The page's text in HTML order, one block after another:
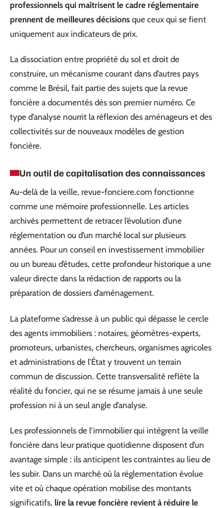
professionnels qui maîtrisent le cadre réglementaire
prennent de meilleures décisions que ceux qui se fient
uniquement aux indicateurs de prix.
La dissociation entre propriété du sol et droit de
construire, un mécanisme courant dans d’autres pays
comme le Brésil, fait partie des sujets que la revue
foncière a documentés dès son premier numéro. Ce
type d’analyse nourrit la réflexion des aménageurs et des
collectivités sur de nouveaux modèles de gestion
foncière.
Un outil de capitalisation des connaissances
Au-delà de la veille, revue-fonciere.com fonctionne
comme une mémoire professionnelle. Les articles
archivés permettent de retracer l’évolution d’une
réglementation ou d’un marché local sur plusieurs
années. Pour un conseil en investissement immobilier
ou un bureau d’études, cette profondeur historique a une
valeur directe dans la rédaction de rapports ou la
préparation de dossiers d’aménagement.
La plateforme s’adresse à un public qui dépasse le cercle
des agents immobiliers : notaires, géomètres-experts,
promoteurs, urbanistes, chercheurs, organismes agricoles
et administrations de l’État y trouvent un terrain
commun de discussion. Cette transversalité reflète la
réalité du foncier, qui ne se résume jamais à une seule
profession ni à un seul angle d’analyse.
Les professionnels de l’immobilier qui intègrent la veille
foncière dans leur pratique quotidienne disposent d’un
avantage simple : ils anticipent les contraintes au lieu de
les subir. Dans un marché où la réglementation évolue
vite et où chaque opération mobilise des montants
significatifs, lire la revue foncière revient à réduire le